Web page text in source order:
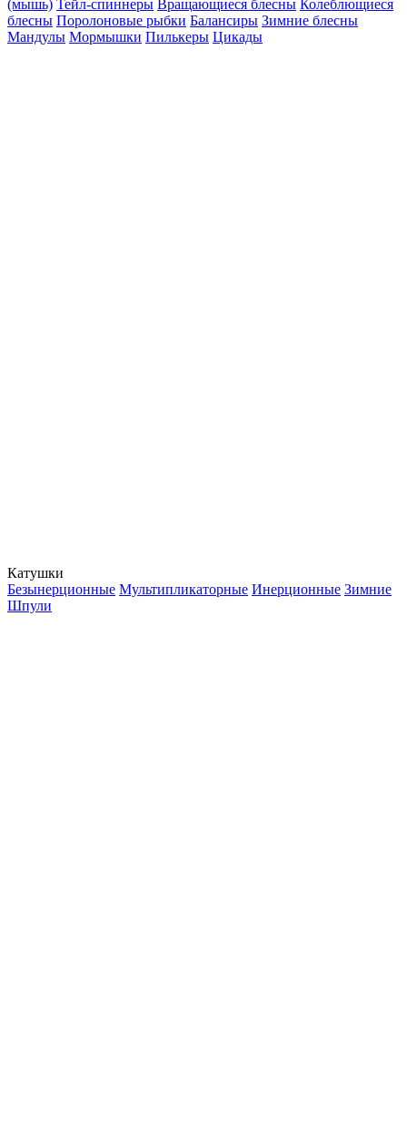
(мышь) Тейл-спиннеры Вращающиеся блесны Колеблющиеся
блесны Поролоновые рыбки Балансиры Зимние блесны
Мандулы Мормышки Пилькеры Цикады
Катушки
Безынерционные Мультипликаторные Инерционные Зимние
Шпули